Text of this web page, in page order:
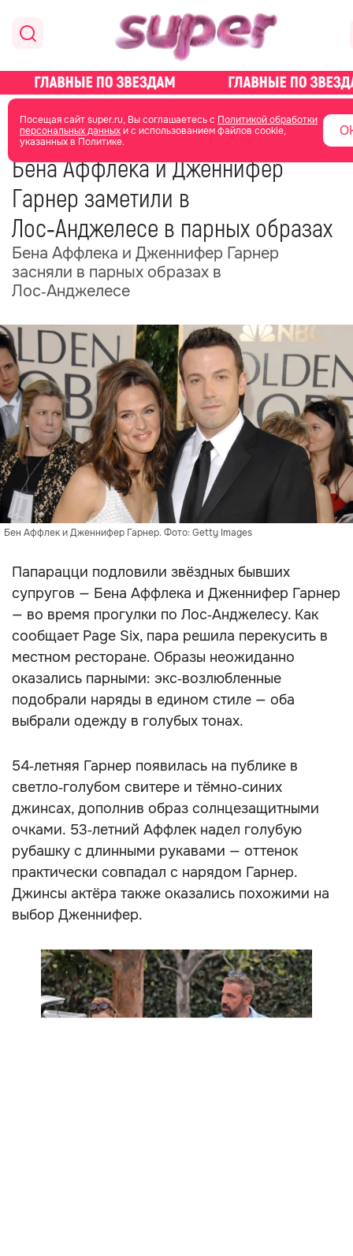
Посещая сайт super.ru, Вы соглашаетесь с Политикой обработки
персональных данныхи с использованием файлов cookie,
указанных в Политике.
главная новости о звездах новости
25 мая 17:53
Бена Аффлека и Дженнифер
Гарнер заметили в
Лос‑Анджелесе в парных образах
Бена Аффлека и Дженнифер Гарнер
засняли в парных образах в
Лос‑Анджелесе
Бен Аффлек и Дженнифер Гарнер. Фото: Getty Images
Папарацци подловили звёздных бывших
супругов — Бена Аффлека и Дженнифер Гарнер
— во время прогулки по Лос‑Анджелесу. Как
сообщает Page Six, пара решила перекусить в
местном ресторане. Образы неожиданно
оказались парными: экс‑возлюбленные
подобрали наряды в едином стиле — оба
выбрали одежду в голубых тонах.
54‑летняя Гарнер появилась на публике в
светло‑голубом свитере и тёмно‑синих
джинсах, дополнив образ солнцезащитными
очками. 53‑летний Аффлек надел голубую
рубашку с длинными рукавами — оттенок
практически совпадал с нарядом Гарнер.
Джинсы актёра также оказались похожими на
выбор Дженнифер.